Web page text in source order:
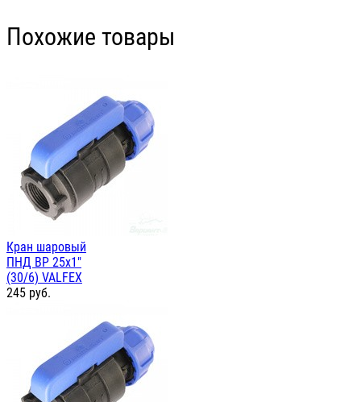
Похожие товары
Кран шаровый
ПНД ВР 25х1"
(30/6) VALFEX
245 руб.